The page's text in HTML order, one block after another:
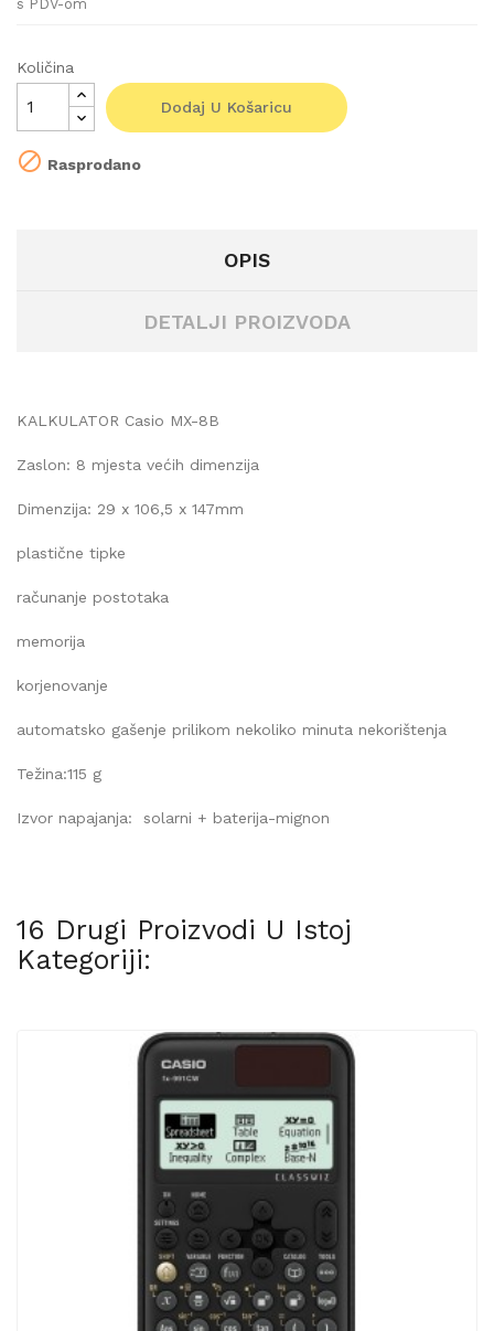
s PDV-om
Količina
Dodaj U Košaricu
 Rasprodano
OPIS
DETALJI PROIZVODA
KALKULATOR Casio MX-8B
Zaslon: 8 mjesta većih dimenzija
Dimenzija: 29 x 106,5 x 147mm
plastične tipke
računanje postotaka
memorija
korjenovanje
automatsko gašenje prilikom nekoliko minuta nekorištenja
Težina:115 g
Izvor napajanja: solarni + baterija-mignon
16 Drugi Proizvodi U Istoj
Kategoriji: